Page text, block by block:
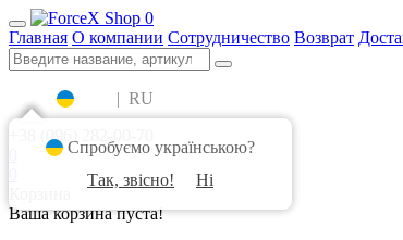
0
Главная О компании Сотрудничество Возврат
| RU
+38 (096) 282-00-70
Ваша корзина пуста!
Спробуємо українською?
Так, звісно!
Ні